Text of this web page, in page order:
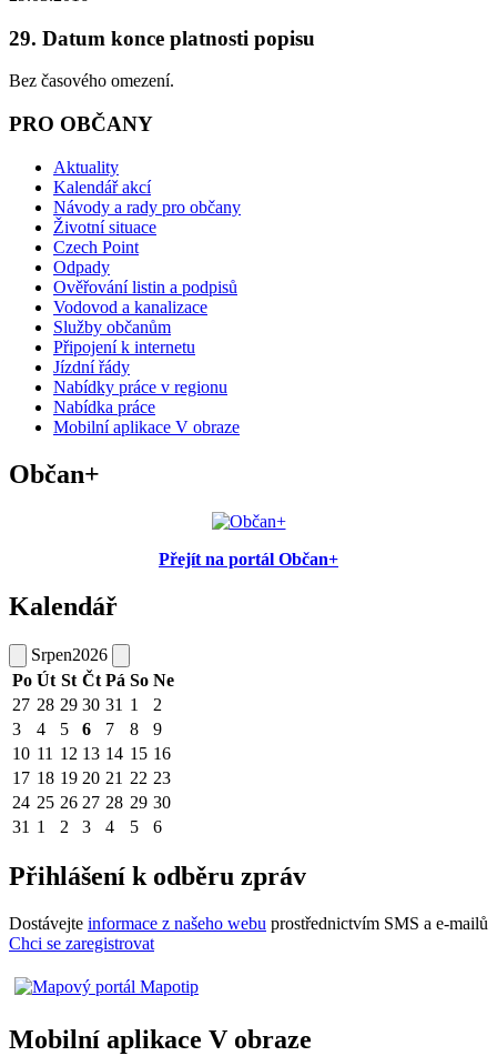
29. Datum konce platnosti popisu
Bez časového omezení.
PRO OBČANY
Aktuality
Kalendář akcí
Návody a rady pro občany
Životní situace
Czech Point
Odpady
Ověřování listin a podpisů
Vodovod a kanalizace
Služby občanům
Připojení k internetu
Jízdní řády
Nabídky práce v regionu
Nabídka práce
Mobilní aplikace V obraze
Občan+
Přejít na portál Občan+
Kalendář
Srpen2026
Po Út St Čt Pá So Ne
27 28 29 30 31 1
2
3
4 5 6 7 8
9
10 11 12 13 14 15 16
17 18 19 20 21 22 23
24 25 26 27 28 29 30
31 1 2 3 4 5 6
Přihlášení k odběru zpráv
Dostávejte informace z našeho webu prostřednictvím SMS a e-mailů
Chci se zaregistrovat
Mobilní aplikace V obraze